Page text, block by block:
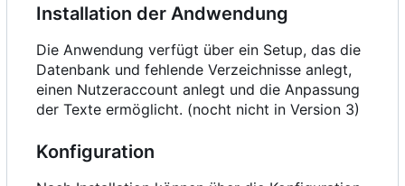
Installation der Andwendung
Die Anwendung verfügt über ein Setup, das die
Datenbank und fehlende Verzeichnisse anlegt,
einen Nutzeraccount anlegt und die Anpassung
der Texte ermöglicht. (nocht nicht in Version 3)
Konfiguration